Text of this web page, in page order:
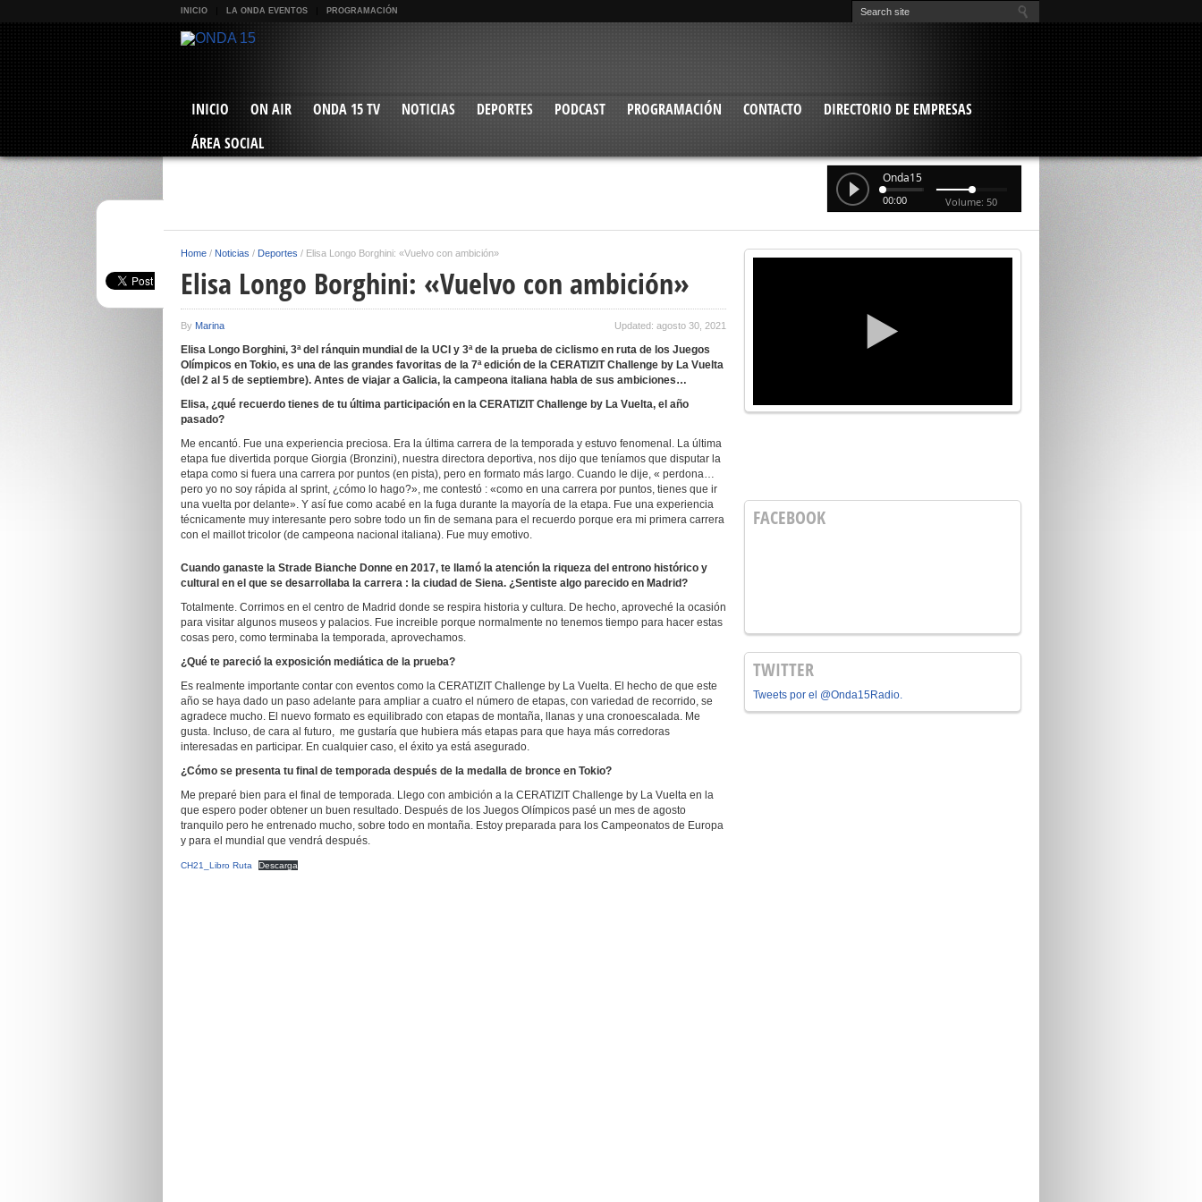
INICIO LA ONDA EVENTOS PROGRAMACIÓN
INICIO ON AIR ONDA 15 TV NOTICIAS DEPORTES PODCAST PROGRAMACIÓN CONTACTO
DIRECTORIO DE EMPRESAS
ÁREA SOCIAL
Onda15
00:00 Volume: 50
Home / Noticias / Deportes / Elisa Longo Borghini: «Vuelvo con ambición»
Elisa Longo Borghini: «Vuelvo con ambición»
By Marina Updated: agosto 30, 2021
Elisa Longo Borghini, 3ª del ránquin mundial de la UCI y 3ª de la prueba de ciclismo en ruta de los Juegos
Olímpicos en Tokio, es una de las grandes favoritas de la 7ª edición de la CERATIZIT Challenge by La Vuelta
(del 2 al 5 de septiembre). Antes de viajar a Galicia, la campeona italiana habla de sus ambiciones…
Elisa, ¿qué recuerdo tienes de tu última participación en la CERATIZIT Challenge by La Vuelta, el año
pasado?
Me encantó. Fue una experiencia preciosa. Era la última carrera de la temporada y estuvo fenomenal. La última
etapa fue divertida porque Giorgia (Bronzini), nuestra directora deportiva, nos dijo que teníamos que disputar la
etapa como si fuera una carrera por puntos (en pista), pero en formato más largo. Cuando le dije, « perdona…
pero yo no soy rápida al sprint, ¿cómo lo hago?», me contestó : «como en una carrera por puntos, tienes que ir
una vuelta por delante». Y así fue como acabé en la fuga durante la mayoría de la etapa. Fue una experiencia
técnicamente muy interesante pero sobre todo un fin de semana para el recuerdo porque era mi primera carrera
con el maillot tricolor (de campeona nacional italiana). Fue muy emotivo.
Cuando ganaste la Strade Bianche Donne en 2017, te llamó la atención la riqueza del entrono histórico y
cultural en el que se desarrollaba la carrera : la ciudad de Siena. ¿Sentiste algo parecido en Madrid?
Totalmente. Corrimos en el centro de Madrid donde se respira historia y cultura. De hecho, aproveché la ocasión
para visitar algunos museos y palacios. Fue increible porque normalmente no tenemos tiempo para hacer estas
cosas pero, como terminaba la temporada, aprovechamos.
¿Qué te pareció la exposición mediática de la prueba?
Es realmente importante contar con eventos como la CERATIZIT Challenge by La Vuelta. El hecho de que este
año se haya dado un paso adelante para ampliar a cuatro el número de etapas, con variedad de recorrido, se
agradece mucho. El nuevo formato es equilibrado con etapas de montaña, llanas y una cronoescalada. Me
gusta. Incluso, de cara al futuro, me gustaría que hubiera más etapas para que haya más corredoras
interesadas en participar. En cualquier caso, el éxito ya está asegurado.
¿Cómo se presenta tu final de temporada después de la medalla de bronce en Tokio?
Me preparé bien para el final de temporada. Llego con ambición a la CERATIZIT Challenge by La Vuelta en la
que espero poder obtener un buen resultado. Después de los Juegos Olímpicos pasé un mes de agosto
tranquilo pero he entrenado mucho, sobre todo en montaña. Estoy preparada para los Campeonatos de Europa
y para el mundial que vendrá después.
CH21_Libro Ruta Descarga
FACEBOOK
TWITTER
Tweets por el @Onda15Radio.